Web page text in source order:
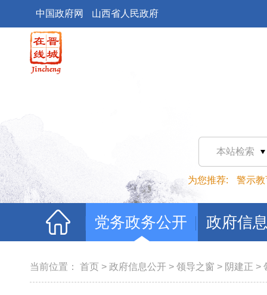
中国政府网 山西省人民政府
本站检索
为您推荐: 警示教
党务政务公开 政府信
当前位置： 首页 > 政府信息公开 > 领导之窗 > 阴建正 >